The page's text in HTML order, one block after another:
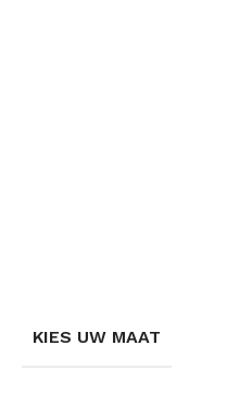
KIES UW MAAT